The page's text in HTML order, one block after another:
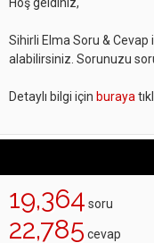
Sihirli Elma Soru & Cevap
alabilirsiniz. Sorunuzu
Detaylı bilgi için buraya
19,364 soru
22,785 cevap